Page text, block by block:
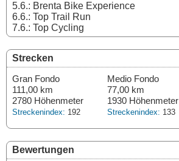
5.6.: Brenta Bike Experience
6.6.: Top Trail Run
7.6.: Top Cycling
Strecken
Gran Fondo
111,00 km
2780 Höhenmeter
Streckenindex: 192
Medio Fondo
77,00 km
1930 Höhenmeter
Streckenindex: 133
Bewertungen